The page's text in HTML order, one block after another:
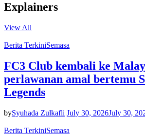
Explainers
View All
Berita TerkiniSemasa
FC3 Club kembali ke
perlawanan amal bertemu
Legends
bySyuhada Zulkafli July 30, 2026July 30,
Berita TerkiniSemasa